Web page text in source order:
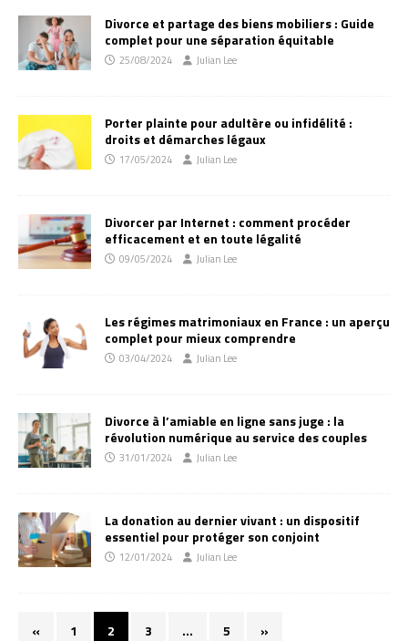
Divorce et partage des biens mobiliers : Guide
complet pour une séparation équitable
25/08/2024 Julian Lee
Porter plainte pour adultère ou infidélité :
droits et démarches légaux
17/05/2024 Julian Lee
Divorcer par Internet : comment procéder
efficacement et en toute légalité
09/05/2024 Julian Lee
Les régimes matrimoniaux en France : un aperçu
complet pour mieux comprendre
03/04/2024 Julian Lee
Divorce à l’amiable en ligne sans juge : la
révolution numérique au service des couples
31/01/2024 Julian Lee
La donation au dernier vivant : un dispositif
essentiel pour protéger son conjoint
12/01/2024 Julian Lee
« 1 2 3 … 5 »